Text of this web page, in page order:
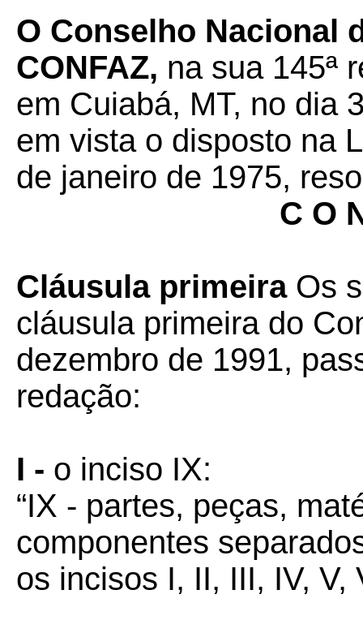
O Conselho Nacional
CONFAZ, na sua 145ª
em Cuiabá, MT, no dia
em vista o disposto na
de janeiro de 1975,
C O
Cláusula primeiraOs
cláusula primeira do
dezembro de 1991,
redação:
I - o inciso IX:
“IX - partes, peças,
componentes
os incisos I, II, III, IV, V,